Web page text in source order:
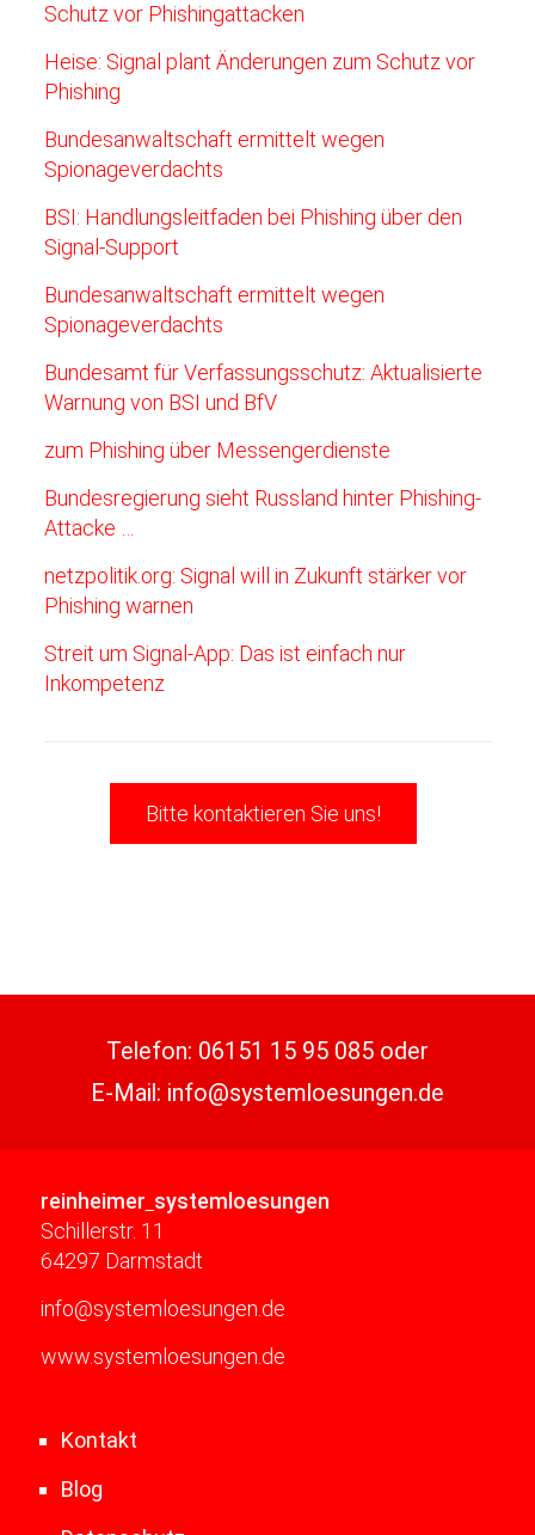
Schutz vor Phishingattacken
Heise: Signal plant Änderungen zum Schutz vor
Phishing
Bundesanwaltschaft ermittelt wegen
Spionageverdachts
BSI: Handlungsleitfaden bei Phishing über den
Signal-Support
Bundesanwaltschaft ermittelt wegen
Spionageverdachts
Bundesamt für Verfassungsschutz: Aktualisierte
Warnung von BSI und BfV
zum Phishing über Messengerdienste
Bundesregierung sieht Russland hinter Phishing-
Attacke …
netzpolitik.org: Signal will in Zukunft stärker vor
Phishing warnen
Streit um Signal-App: Das ist einfach nur
Inkompetenz
Bitte kontaktieren Sie uns!
Telefon: 06151 15 95 085 oder
E-Mail: info@systemloesungen.de
reinheimer systemloesungen
Schillerstr. 11
64297 Darmstadt
info@systemloesungen.de
www.systemloesungen.de
Kontakt
Blog